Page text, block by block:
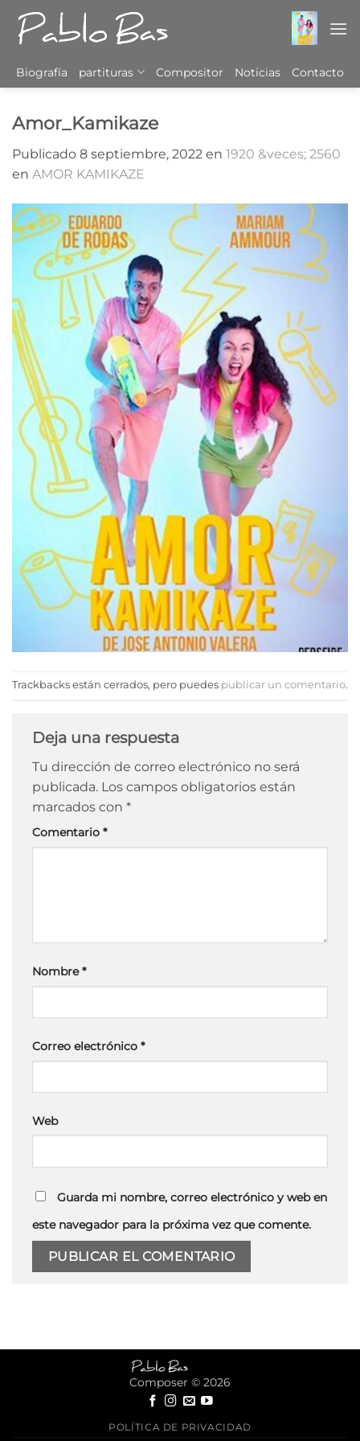
Saltar
contenido
Biografía partituras Compositor Noticias Contacto
Amor_Kamikaze
Publicado 8 septiembre, 2022 en 1920 &veces; 2560
en AMOR KAMIKAZE
Trackbacks están cerrados, pero puedes publicar un comentario.
Deja una respuesta
Tu dirección de correo electrónico no será
publicada. Los campos obligatorios están
marcados con *
Comentario *
Nombre*
Correo electrónico *
Web
Guarda mi nombre, correo electrónico y web en
este navegador para la próxima vez que comente.
Composer © 2026
POLÍTICA DE PRIVACIDAD